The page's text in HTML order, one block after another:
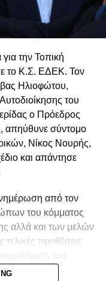
την Τοπική
το Κ.Σ. ΕΔΕΚ. Τον
Ηλιοφώτου,
του
ο Πρόεδρος
απηύθυνε σύντομο
Νίκος Νουρής,
και απάντησε
από τον
του κόμματος
αλλά και των μελών
προθέσεις